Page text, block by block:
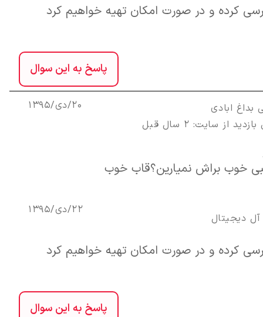
کرده و در صورت امکان تهیه خواهیم کرد
پاسخ به این سوال
بداغ ابادی
از سایت: 2 سال قبل
20/دی/1395
خوب براش نمیارین؟قاب خوب
آل ديجيتال
22/دی/1395
کرده و در صورت امکان تهیه خواهیم کرد
پاسخ به این سوال